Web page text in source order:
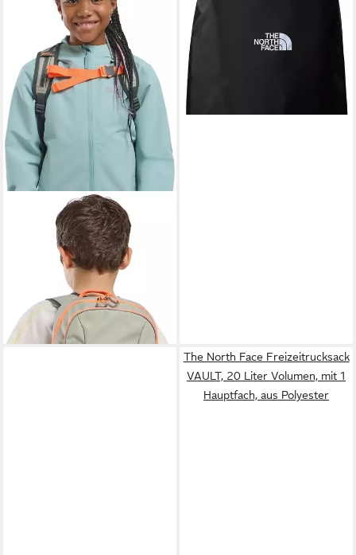
JACK WOLFSKIN
Kinderrucksack KIDS MOAB
UVP79,95 €
lieferbar - in 1-2 Werktagen bei dir
verstaubar, vollverschweißte
Nähte, elastischer Kordelzug
20,99 €
25,00 €
The North Face Freizeitrucksack
VAULT, 20 Liter Volumen, mit 1
Hauptfach, aus Polyester